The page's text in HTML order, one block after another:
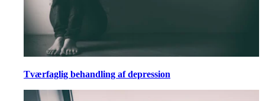
Tværfaglig behandling af depression